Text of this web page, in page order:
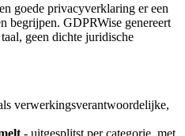
goede privacyverklaring er een
begrijpen. GDPRWise genereert
geen dichte juridische
verwerkingsverantwoordelijke,
- uitgesplitst per categorie, met